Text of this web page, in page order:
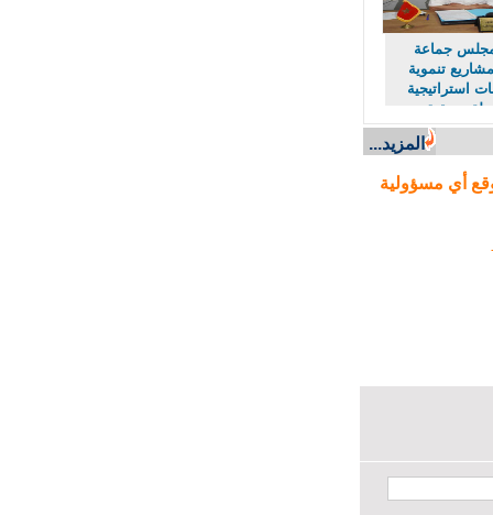
جماعة
تنموية
وتحقيق
المزيد...
أي مسؤولية